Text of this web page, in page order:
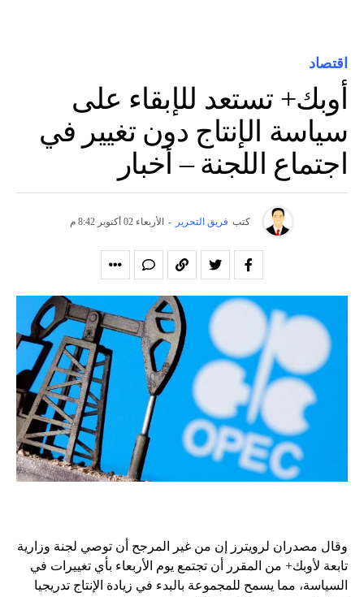
اقتصاد
أوبك+ تستعد للإبقاء على
سياسة الإنتاج دون تغيير في
اجتماع اللجنة – أخبار
كتب فريق التحرير - الأربعاء 02 أكتوبر 8:42 م
وقال مصدران لرويترز إن من غير المرجح أن توصي لجنة وزارية
تابعة لأوبك+ من المقرر أن تجتمع يوم الأربعاء بأي تغييرات في
السياسة، مما يسمح للمجموعة بالبدء في زيادة الإنتاج تدريجيا